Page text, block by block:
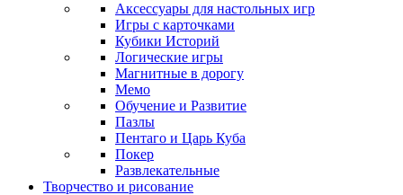
Аксессуары для настольных игр
Игры с карточками
Кубики Историй
Логические игры
Магнитные в дорогу
Мемо
Обучение и Развитие
Пазлы
Пентаго и Царь Куба
Покер
Развлекательные
Творчество и рисование